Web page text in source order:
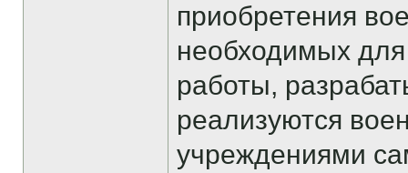
приобретения
необходимых
работы,
реализуются
учреждениями